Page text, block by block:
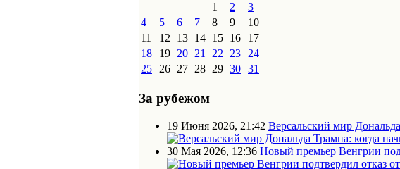
1
2
3
4
5 6 7 8 9
10
11
12 13 14 15 16
17
18
19 20 21 22 23
24
25
26 27 28 29 30 31
За рубежом
19 Июня 2026, 21:42 Версальский мир
30 Мая 2026, 12:36 Новый премьер Венгрии